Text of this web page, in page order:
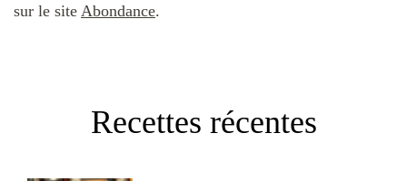
sur le site Abondance.
Recettes récentes